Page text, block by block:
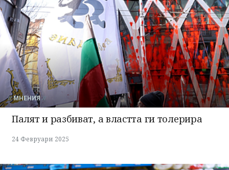
МНЕНИЯ
Палят и разбиват, а властта ги толерира
24 Февруари 2025